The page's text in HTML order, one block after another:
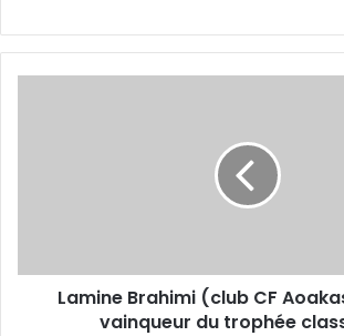
du
trophéeLamine Brahimi (club CF
vainqueur du trophée